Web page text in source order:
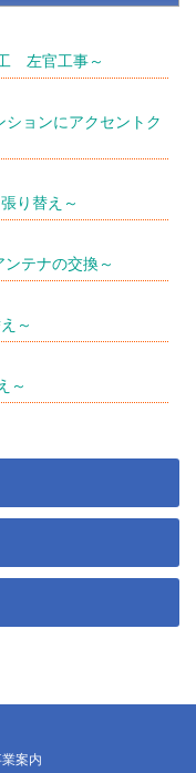
左官工事～
ョンにアクセントク
り替え～
テナの交換～
～
～
案内